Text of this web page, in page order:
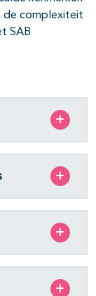
de complexiteit
SAB